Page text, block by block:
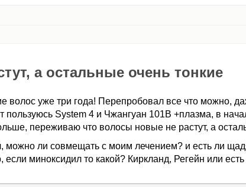
а остальные очень тонкие
волос уже три года! Перепробовал все что можно,
пользуюсь System 4 и Чжангуан 101B +плазма, в
переживаю что волосы новые не растут, а
можно ли совмещать с моим лечением? и есть ли
если миноксидил то какой? Киркланд, Регейн или